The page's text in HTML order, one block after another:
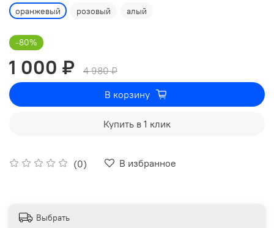
(0) В избранное
оранжевый розовый алый
-80%
1 000 ₽
4 980 ₽
В корзину
Купить в 1 клик
Выбрать